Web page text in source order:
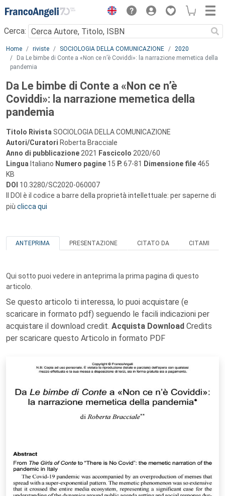
Menu
Cerca:
Main content
Home riviste SOCIOLOGIA DELLA COMUNICAZIONE
2020
Da Le bimbe di Conte a «Non ce n’è Coviddi»: la narrazione memetica della
pandemia
Da Le bimbe di Conte a «Non ce n’è
Coviddi»: la narrazione memetica della
pandemia
Titolo Rivista SOCIOLOGIA DELLA COMUNICAZIONE
Autori/Curatori Roberta Bracciale
Anno di pubblicazione 2021 Fascicolo 2020/60
Lingua Italiano Numero pagine 15 P. 67-81 Dimensione file 465
KB
DOI 10.3280/SC2020-060007
Il DOI è il codice a barre della proprietà intellettuale: per saperne di
più clicca qui
ANTEPRIMA PRESENTAZIONE CITATO DA CITAMI
Qui sotto puoi vedere in anteprima la prima pagina di questo
articolo.
Se questo articolo ti interessa, lo puoi acquistare (e
scaricare in formato pdf) seguendo le facili indicazioni per
acquistare il download credit. Acquista Download Credits
per scaricare questo Articolo in formato PDF